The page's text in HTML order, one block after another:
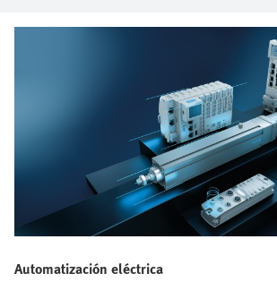
Automatización eléctrica